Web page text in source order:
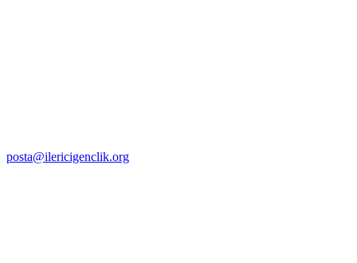
posta@ilericigenclik.org